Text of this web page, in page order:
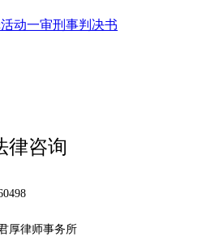
动一审刑事判决书
律咨询
厚律师事务所